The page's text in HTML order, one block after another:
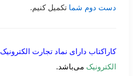
دست دوم شما تکمیل کنیم.
کاراکتاب دارای نماد تجارت الکترونیک
الکترونیک می‌باشد.